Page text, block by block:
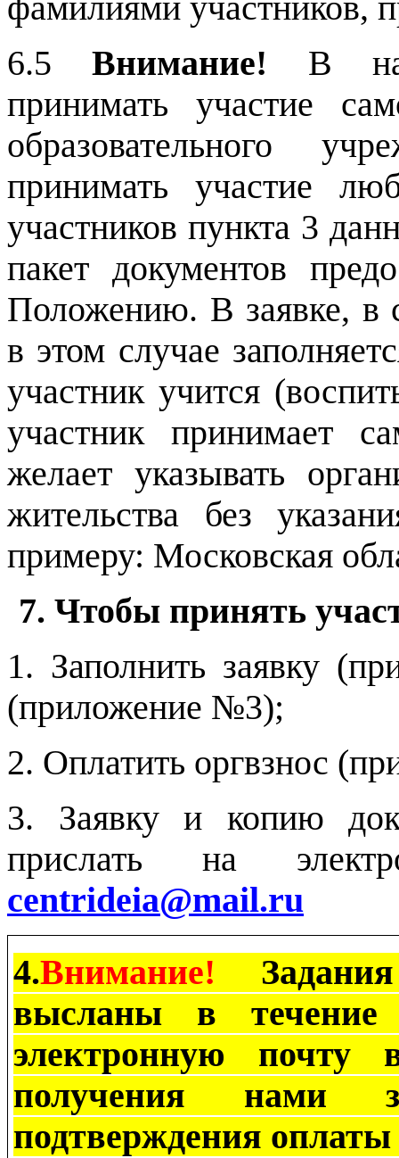
фамилиями участников,
6.5Внимание! В
принимать участие
образовательного
принимать участие
участников пункта 3
пакет документов
Положению. В
в этом случае
участник учится
участник принимает
желает указывать
жительства без
примеру: Московская
7. Чтобы принять
1. Заполнить заявку
(приложение №3);
2. Оплатить оргвзнос
3. Заявку и копию
прислать на
centrideia@mail.ru
4.Внимание!
высланы в течение
электронную
получения нами
подтверждения оплаты